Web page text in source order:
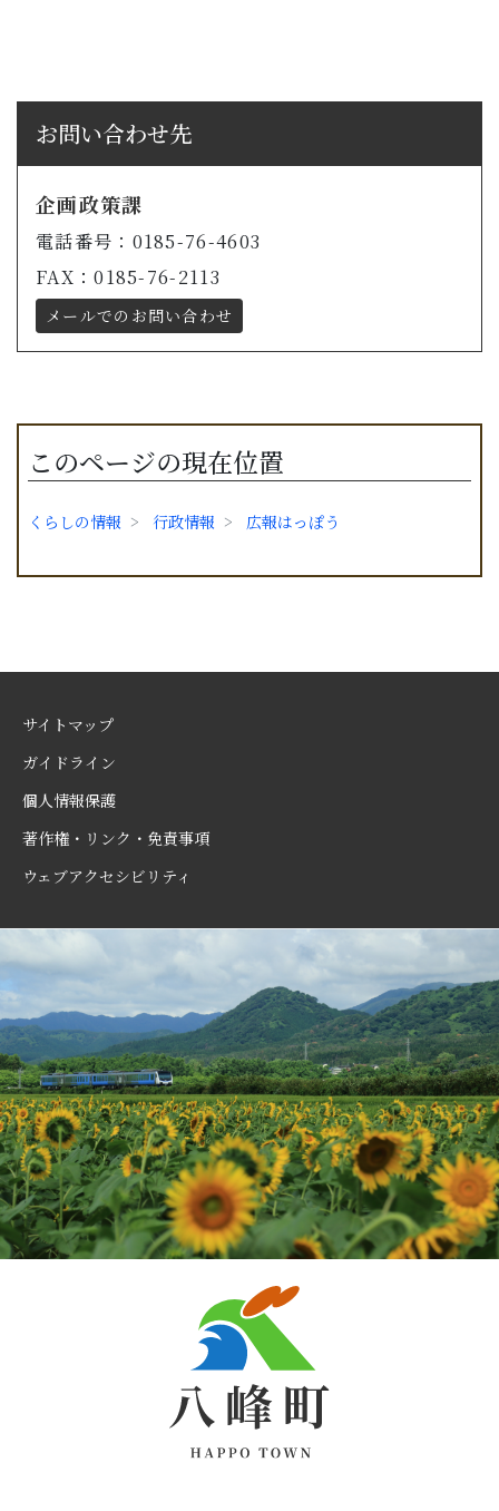
お問い合わせ先
企画政策課
電話番号：0185-76-4603
FAX：0185-76-2113
メールでのお問い合わせ
このページの現在位置
くらしの情報 行政情報 広報はっぽう
サイトマップ
ガイドライン
個人情報保護
著作権・リンク・免責事項
ウェブアクセシビリティ